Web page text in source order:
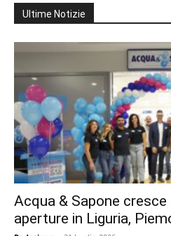
Ultime Notizie
Acqua & Sapone
aperture in Liguria,